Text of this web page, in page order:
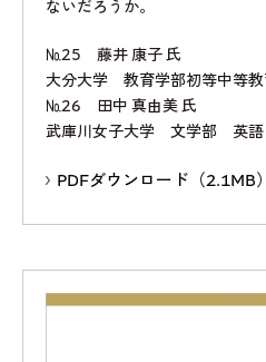
ないだろうか。
№25 藤井 康子 氏
大分大学 教育学部初等中等
№26 田中 真由美 氏
武庫川女子大学 文学部 英
PDFダウンロード（2.1MB）